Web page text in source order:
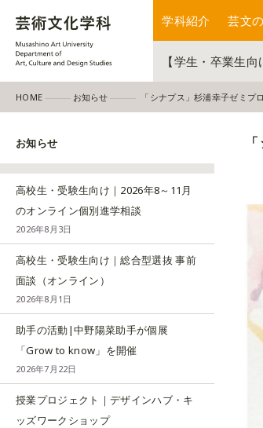
学科紹介 芸文
【学生・卒業生
HOME お知らせ 「シナプス」杉浦幸子ゼミプ
お知らせ
高校生・受験生向け｜2026年8～11月
のオンライン個別進学相談
2026年8月3日
高校生・受験生向け｜総合型選抜 事前
面談（オンライン）
2026年8月1日
助手の活動|中野陽菜助手が個展
「Grow to know」を開催
2026年7月22日
授業プロジェクト｜デザインハブ・キ
ッズワークショップ